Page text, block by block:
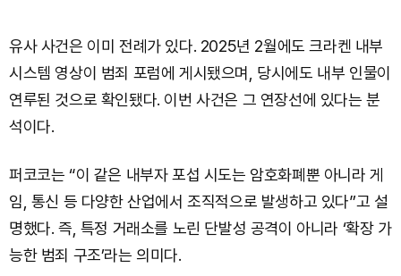
유사 사건은 이미 전례가 있다. 2025년 2월에도 크라켄 내부
시스템 영상이 범죄 포럼에 게시됐으며, 당시에도 내부 인물이
연루된 것으로 확인됐다. 이번 사건은 그 연장선에 있다는 분
석이다.
퍼코코는 “이 같은 내부자 포섭 시도는 암호화폐뿐 아니라 게
임, 통신 등 다양한 산업에서 조직적으로 발생하고 있다”고 설
명했다. 즉, 특정 거래소를 노린 단발성 공격이 아니라 ‘확장 가
능한 범죄 구조’라는 의미다.